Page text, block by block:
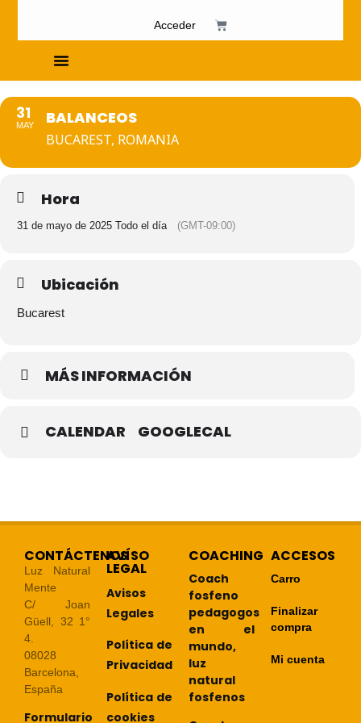
Acceder
31
MAY BALANCEOS
BUCAREST, ROMANIA
Hora
31 de mayo de 2025 Todo el día (GMT-09:00)
Ubicación
Bucarest
MÁS INFORMACIÓN
CALENDAR GOOGLECAL
CONTÁCTENOS
Luz Natural
Mente
C/ Joan
Güell, 32 1°
4.
08028
Barcelona,
España
Formulario
AVÍSO
LEGAL
Avisos
Legales
Política de
Privacidad
Política de
cookies
COACHING
Coach
fosfeno
pedagogos
en el
mundo,
luz
natural
fosfenos
ACCESOS
Carro
Finalizar
compra
Mi cuenta